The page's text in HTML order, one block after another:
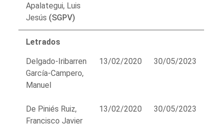
Apalategui, Luis
Jesús (SGPV)
Letrados
Delgado-Iribarren
García-Campero,
Manuel
13/02/2020 30/05/2023
De Piniés Ruiz,
Francisco Javier
13/02/2020 30/05/2023